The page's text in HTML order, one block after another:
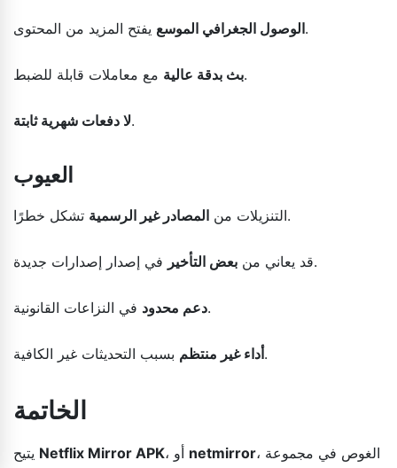
الوصول الجغرافي الموسعيفتح المزيد من المحتوى.
بث بدقة عاليةمع معاملات قابلة للضبط.
لا دفعات شهرية ثابتة.
العيوب
التنزيلات من المصادر غير الرسمية تشكل خطرًا.
قد يعاني من بعض التأخير في إصدار إصدارات جديدة.
دعم محدودفي النزاعات القانونية.
أداء غير منتظمبسبب التحديثات غير الكافية.
الخاتمة
Netflix Mirror APK netmirror، الغوص في مجموعة